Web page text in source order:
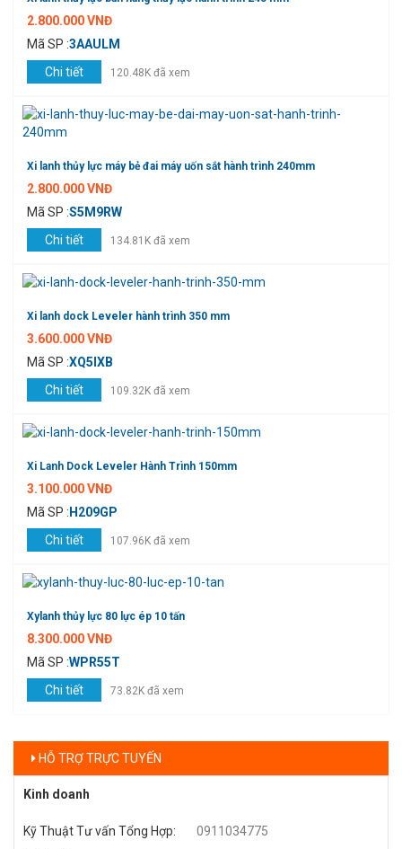
2.800.000 VNĐ
Mã SP :3AAULM
Chi tiết
120.48K đã xem
Xi lanh thủy lực máy bẻ đai máy uốn sắt hành trình 240mm
2.800.000 VNĐ
Mã SP :S5M9RW
Chi tiết
134.81K đã xem
Xi lanh dock Leveler hành trình 350 mm
3.600.000 VNĐ
Mã SP :XQ5IXB
Chi tiết
109.32K đã xem
Xi Lanh Dock Leveler Hành Trình 150mm
3.100.000 VNĐ
Mã SP : H209GP
Chi tiết
107.96K đã xem
Xylanh thủy lực 80 lực ép 10 tấn
8.300.000 VNĐ
Mã SP :WPR55T
Chi tiết
73.82K đã xem
HỖ TRỢ TRỰC TUYẾN
Kinh doanh
Kỹ Thuật Tư vấn Tổng Hợp:
0911034775